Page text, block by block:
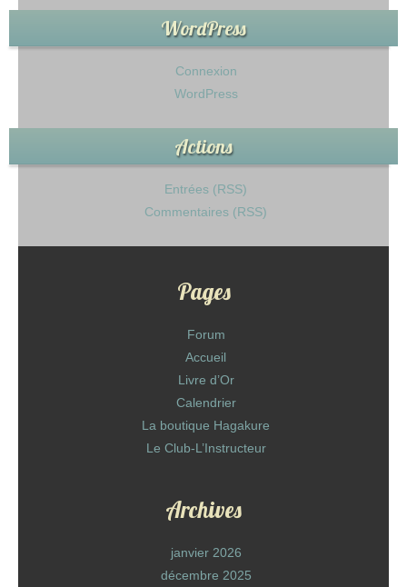
WordPress
Connexion
WordPress
Actions
Entrées (RSS)
Commentaires (RSS)
Pages
Forum
Accueil
Livre d’Or
Calendrier
La boutique Hagakure
Le Club-L’Instructeur
Archives
janvier 2026
décembre 2025